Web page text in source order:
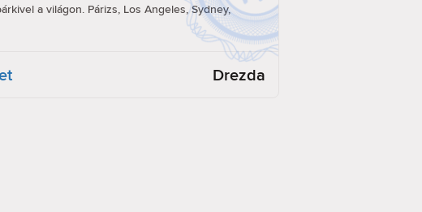
a világon. Párizs, Los Angeles, Sydney,
Drezda